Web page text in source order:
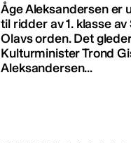
Åge Aleksandersen er
til ridder av 1. klasse av
Olavs orden. Det
Kulturminister Trond
Aleksandersen...